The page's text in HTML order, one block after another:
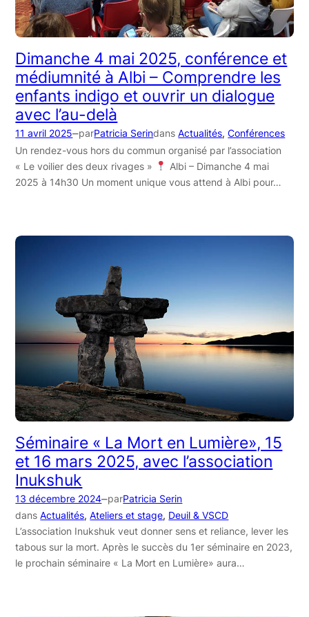
Dimanche 4 mai 2025, conférence et
médiumnité à Albi – Comprendre les
enfants indigo et ouvrir un dialogue
avec l’au-delà
11 avril 2025–parPatricia SerindansActualités, Conférences
Un rendez-vous hors du commun organisé par l’association
« Le voilier des deux rivages »
Albi – Dimanche 4 mai
2025 à 14h30 Un moment unique vous attend à Albi pour…
Séminaire « La Mort en Lumière», 15
et 16 mars 2025, avec l’association
Inukshuk
13 décembre 2024–parPatricia Serin
dansActualités, Ateliers et stage, Deuil & VSCD
L’association Inukshuk veut donner sens et reliance, lever les
tabous sur la mort. Après le succès du 1er séminaire en 2023,
le prochain séminaire « La Mort en Lumière» aura…